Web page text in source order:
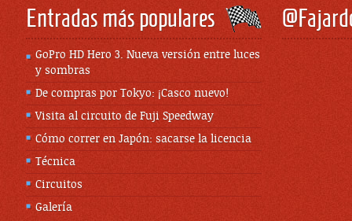
Entradas más populares
GoPro HD Hero 3. Nueva versión entre luces
y sombras
De compras por Tokyo: ¡Casco nuevo!
Visita al circuito de Fuji Speedway
Cómo correr en Japón: sacarse la licencia
Técnica
Circuitos
Galería